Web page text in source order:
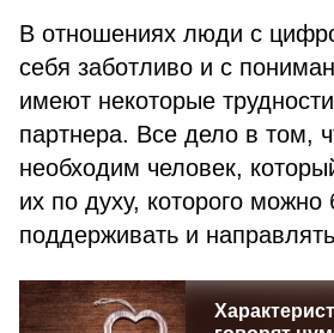
В отношениях люди с
себя заботливо и с
имеют некоторые
партнера. Все дело в том,
необходим человек,
их по духу, которого можно
поддерживать и